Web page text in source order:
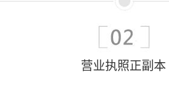
营业执照正副本